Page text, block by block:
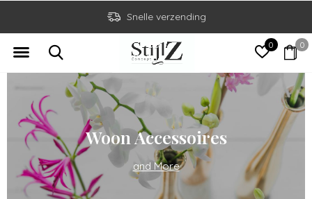
0 0
Snelle verzending
Woon Accessoires
and More